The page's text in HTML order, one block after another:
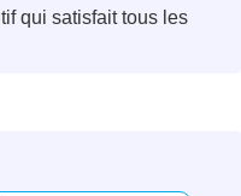
qui satisfait tous les